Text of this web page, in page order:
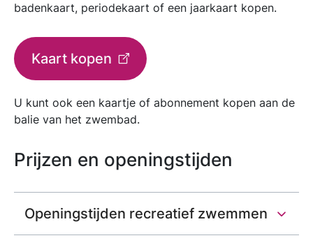
badenkaart, periodekaart of een jaarkaart kopen.
Kaart kopen
U kunt ook een kaartje of abonnement kopen aan de
balie van het zwembad.
Prijzen en openingstijden
Openingstijden recreatief zwemmen